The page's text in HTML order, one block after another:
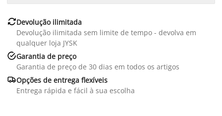
Devolução ilimitada
Devolução ilimitada sem limite de tempo - devolva em
qualquer loja JYSK
Garantia de preço
Garantia de preço de 30 dias em todos os artigos
Opções de entrega flexíveis
Entrega rápida e fácil à sua escolha